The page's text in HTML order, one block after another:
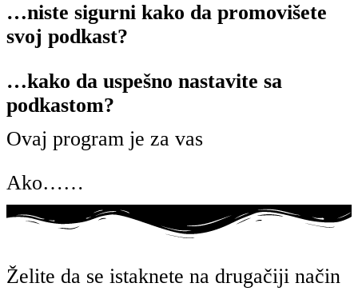
…niste sigurni kako da promovišete
svoj podkast?
…kako da uspešno nastavite sa
podkastom?
Ovaj program je za vas
Ako……
Želite da se istaknete na drugačiji način